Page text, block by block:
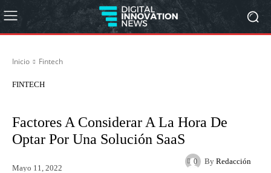
Inicio Fintech
FINTECH
Factores A Considerar A La Hora De
Optar Por Una Solución SaaS
By Redacción
Mayo 11, 2022
0